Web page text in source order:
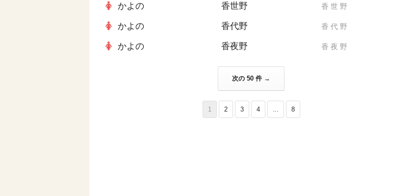
かよの 香世野 香 世 野
かよの 香代野 香 代 野
かよの 香夜野 香 夜 野
次の 50 件 →
1 2 3 4 ... 8